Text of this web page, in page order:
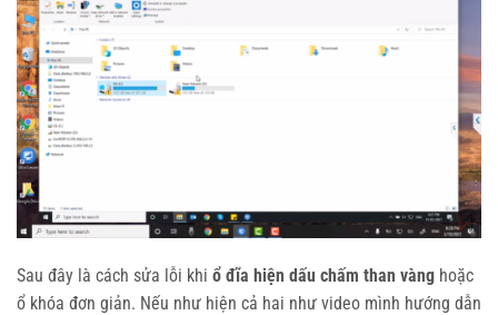
Sau đây là cách sửa lỗi khi ổ đĩa hiện dấu chấm than vàng hoặc
ổ khóa đơn giản. Nếu như hiện cả hai như video mình hướng dẫn